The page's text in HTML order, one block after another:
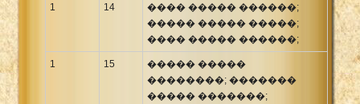
1 14
���� ����� ������;
����� ����� �����;
���� ����� ������;
1 15
����� �����
��������; �������
����� �������;